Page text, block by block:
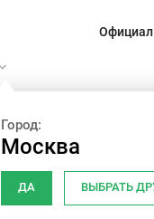
Город:
Москва
ДА ВЫБРАТЬ
01
КАК ВЫБРАТЬ ТЕПЛИЦУ